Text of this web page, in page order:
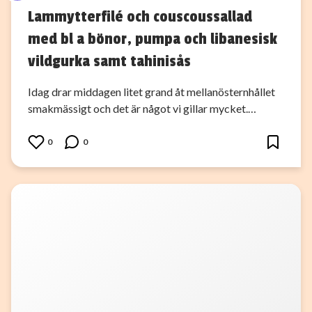
Lammytterfilé och couscoussallad
med bl a bönor, pumpa och libanesisk
vildgurka samt tahinisås
Idag drar middagen litet grand åt mellanösternhållet
smakmässigt och det är något vi gillar mycket.…
0 0